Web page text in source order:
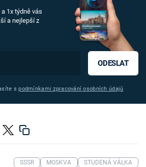
1x týdně vás
a nejlepší z
ODESLAT
spodmínkami zpracování osobních údajů
SSSR MOSKVA
STUDENÁ VÁLKA